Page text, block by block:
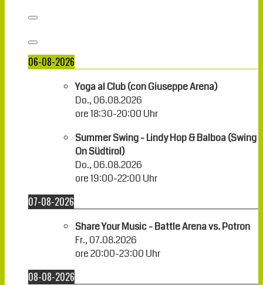
06-08-2026
Yoga al Club (con Giuseppe Arena)
Do., 06.08.2026
ore18:30-20:00 Uhr
Summer Swing - Lindy Hop & Balboa (Swing
On Südtirol)
Do., 06.08.2026
ore19:00-22:00 Uhr
07-08-2026
Share Your Music - Battle Arena vs. Potron
Fr., 07.08.2026
ore20:00-23:00 Uhr
08-08-2026